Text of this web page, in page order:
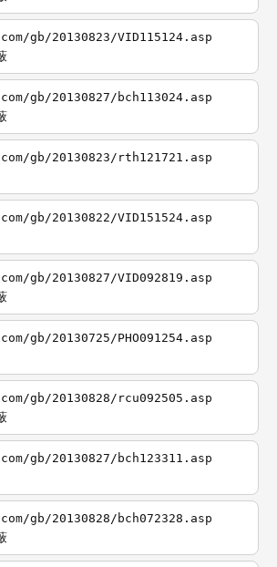
gb/20130823/VID115124.asp
gb/20130827/bch113024.asp
gb/20130823/rth121721.asp
gb/20130822/VID151524.asp
gb/20130827/VID092819.asp
gb/20130725/PHO091254.asp
gb/20130828/rcu092505.asp
gb/20130827/bch123311.asp
gb/20130828/bch072328.asp